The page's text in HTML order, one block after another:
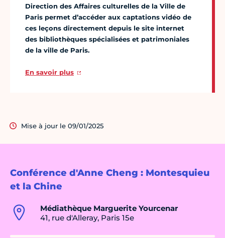
Conférence d'Anne Cheng : Montesquieu
et la Chine
Médiathèque Marguerite Yourcenar
41, rue d'Alleray, Paris 15e
Direction des Affaires culturelles de la Ville de
Paris permet d’accéder aux captations vidéo de
ces leçons directement depuis le site internet
des bibliothèques spécialisées et patrimoniales
de la ville de Paris.
En savoir plus
Mise à jour le 09/01/2025